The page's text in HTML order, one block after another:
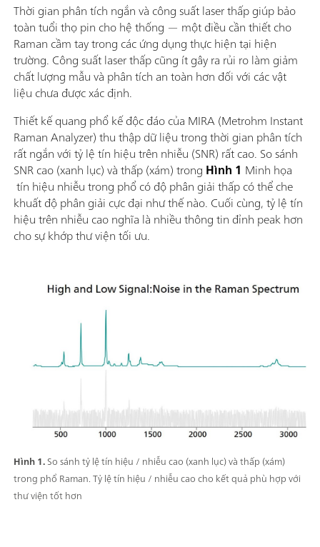
Hình 1.So sánh tỷ lệ tín hiệu / nhiễu cao (xanh lục) và thấp (xám)
trong phổ Raman. Tỷ lệ tín hiệu / nhiễu cao cho kết quả phù hợp với
thư viện tốt hơn
Thời gian phân tích ngắn và công suất laser thấp giúp bảo
toàn tuổi thọ pin cho hệ thống — một điều cần thiết cho
Raman cầm tay trong các ứng dụng thực hiện tại hiện
trường. Công suất laser thấp cũng ít gây ra rủi ro làm giảm
chất lượng mẫu và phân tích an toàn hơn đối với các vật
liệu chưa được xác định.
Thiết kế quang phổ kế độc đáo của MIRA (Metrohm Instant
Raman Analyzer) thu thập dữ liệu trong thời gian phân tích
rất ngắn với tỷ lệ tín hiệu trên nhiễu (SNR) rất cao. So sánh
SNR cao (xanh lục) và thấp (xám) trong Hình 1 Minh họa
tín hiệu nhiễu trong phổ có độ phân giải thấp có thể che
khuất độ phân giải cực đại như thế nào. Cuối cùng, tỷ lệ tín
hiệu trên nhiễu cao nghĩa là nhiều thông tin đỉnh peak hơn
cho sự khớp thư viện tối ưu.